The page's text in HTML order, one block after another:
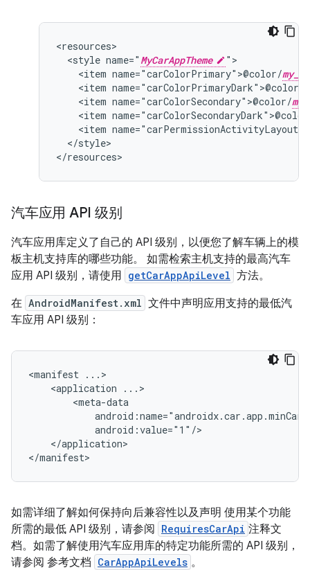
<style name=" MyCarAppTheme
<item name="carColorPrimary">@color/
<item name="carColorPrimaryDark">@color/
<item name="carColorSecondary">@color/
<item
<item
</style>
汽车应用 API 级别
汽车应用库定义了自己的 API 级别，以便您了解车辆上的模
板主机支持库的哪些功能。 如需检索主机支持的最高汽车
应用 API 级别，请使用 getCarAppApiLevel 方法。
在 AndroidManifest.xml 文件中声明应用支持的最低汽
车应用 API 级别：
<manifest
<application
</application>
如需详细了解如何保持向后兼容性以及声明 使用某个功能
所需的最低 API 级别，请参阅
RequiresCarApi 注释文
档。如需了解使用汽车应用库的特定功能所需的 API 级别，
请参阅 参考文档 CarAppApiLevels 。